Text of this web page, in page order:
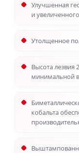
Улучшенная
и
Утолщенное
Высота лезвия
минимальной
кобальта